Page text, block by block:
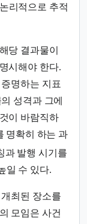
리적으로 추적
당 결과물이
시해야 한다.
명하는 지표
성격과 그에
이 바람직하
명확히 하는 과
과 발행 시기를
일 수 있다.
최된 장소를
모임은 사건